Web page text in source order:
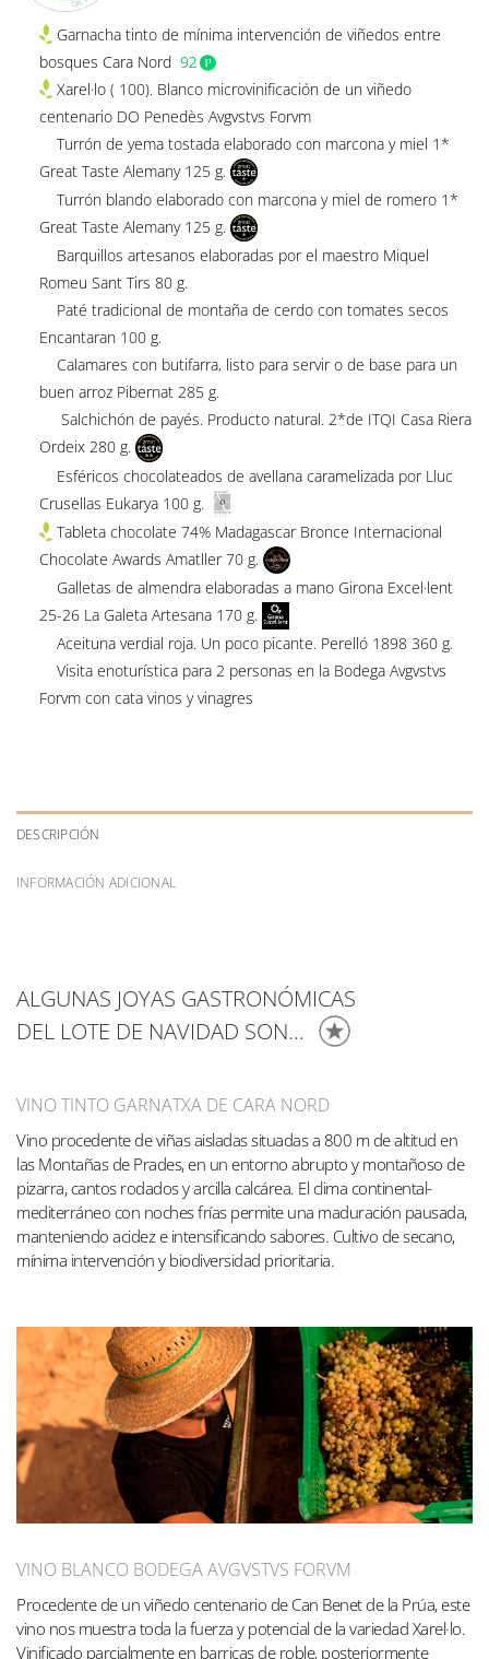
Garnacha tinto de mínima intervención de viñedos entre
bosques Cara Nord
Xarel·lo ( 100). Blanco microvinificación de un viñedo
centenario DO Penedès Avgvstvs Forvm
Turrón de yema tostada elaborado con marcona y miel 1*
Great Taste Alemany 125 g.
Turrón blando elaborado con marcona y miel de romero 1*
Great Taste Alemany 125 g.
Barquillos artesanos elaboradas por el maestro Miquel
Romeu Sant Tirs 80 g.
Paté tradicional de montaña de cerdo con tomates secos
Encantaran 100 g.
Calamares con butifarra, listo para servir o de base para un
buen arroz Pibernat 285 g.
Salchichón de payés. Producto natural. 2*de ITQI Casa Riera
Ordeix 280 g.
Esféricos chocolateados de avellana caramelizada por Lluc
Crusellas Eukarya 100 g.
Tableta chocolate 74% Madagascar Bronce Internacional
Chocolate Awards Amatller 70 g.
Galletas de almendra elaboradas a mano Girona Excel·lent
25-26 La Galeta Artesana 170 g.
Aceituna verdial roja. Un poco picante. Perelló 1898 360 g.
Visita enoturística para 2 personas en la Bodega Avgvstvs
Forvm con cata vinos y vinagres
DESCRIPCIÓN
INFORMACIÓN ADICIONAL
ALGUNAS JOYAS GASTRONÓMICAS
DEL LOTE DE NAVIDAD SON...
VINO TINTO GARNATXA DE CARA NORD
Vino procedente de viñas aisladas situadas a 800 m de altitud en
las Montañas de Prades, en un entorno abrupto y montañoso de
pizarra, cantos rodados y arcilla calcárea. El clima continental-
mediterráneo con noches frías permite una maduración pausada,
manteniendo acidez e intensificando sabores. Cultivo de secano,
mínima intervención y biodiversidad prioritaria.
VINO BLANCO BODEGA AVGVSTVS FORVM
Procedente de un viñedo centenario de Can Benet de la Prúa, este
vino nos muestra toda la fuerza y ​​potencial de la variedad Xarel·lo.
Vinificado parcialmente en barricas de roble, posteriormente